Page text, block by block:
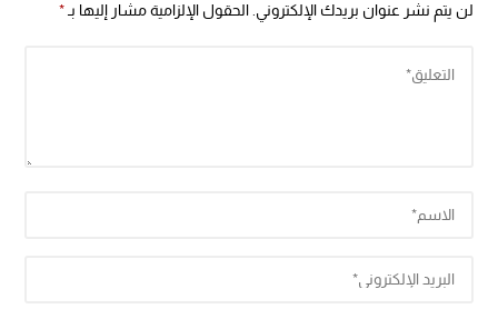
لن يتم نشر عنوان بريدك الإلكتروني. الحقول الإلزامية مشار إليها بـ*